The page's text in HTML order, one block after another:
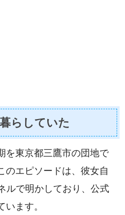
らしていた
を東京都三鷹市の団地で
のエピソードは、彼女自
ルで明かしており、公式
ます。